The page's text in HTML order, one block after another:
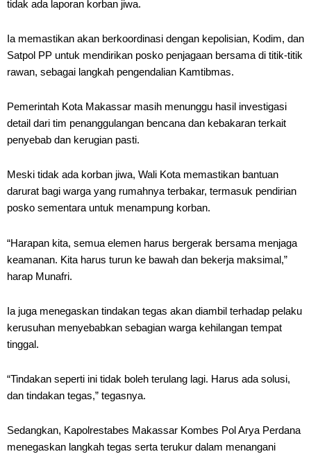
tidak ada laporan korban jiwa.
Ia memastikan akan berkoordinasi dengan kepolisian, Kodim, dan
Satpol PP untuk mendirikan posko penjagaan bersama di titik-titik
rawan, sebagai langkah pengendalian Kamtibmas.
Pemerintah Kota Makassar masih menunggu hasil investigasi
detail dari tim penanggulangan bencana dan kebakaran terkait
penyebab dan kerugian pasti.
Meski tidak ada korban jiwa, Wali Kota memastikan bantuan
darurat bagi warga yang rumahnya terbakar, termasuk pendirian
posko sementara untuk menampung korban.
“Harapan kita, semua elemen harus bergerak bersama menjaga
keamanan. Kita harus turun ke bawah dan bekerja maksimal,”
harap Munafri.
Ia juga menegaskan tindakan tegas akan diambil terhadap pelaku
kerusuhan menyebabkan sebagian warga kehilangan tempat
tinggal.
“Tindakan seperti ini tidak boleh terulang lagi. Harus ada solusi,
dan tindakan tegas,” tegasnya.
Sedangkan, Kapolrestabes Makassar Kombes Pol Arya Perdana
menegaskan langkah tegas serta terukur dalam menangani